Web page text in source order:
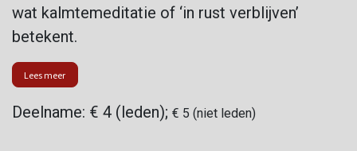
wat kalmtemeditatie of ‘in rust verblijven’
betekent.
Lees meer
Deelname: € 4 (leden); € 5 (niet leden)